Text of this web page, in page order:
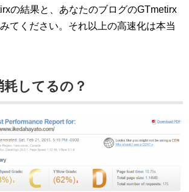
の結果と、あなたのブログのGTmetirx
てください。それ以上の高速化は本当
してるの？